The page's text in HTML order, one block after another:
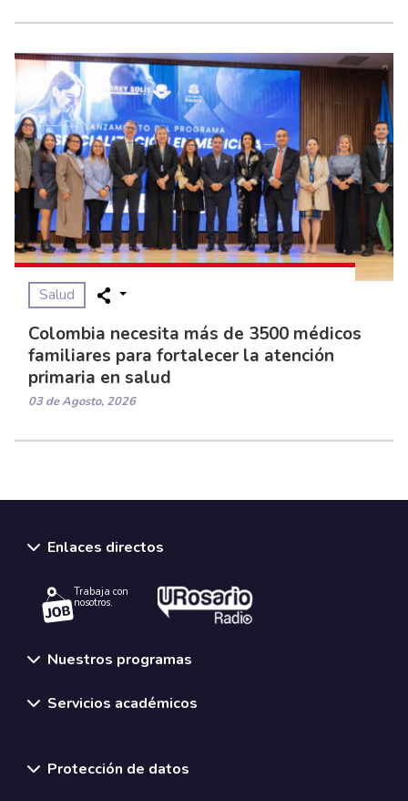
Salud
Colombia necesita más de 3500 médicos
familiares para fortalecer la atención
primaria en salud
03 de Agosto, 2026
Enlaces directos
Trabaja con
nosotros.
Nuestros programas
Servicios académicos
Protección de datos